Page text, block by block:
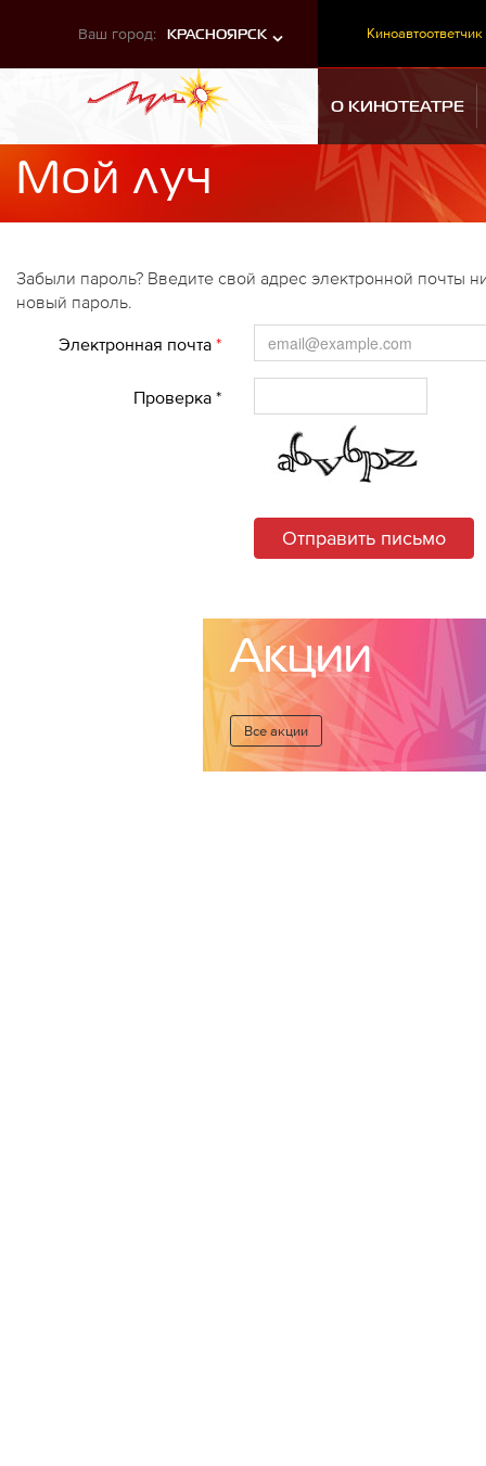
Ваш город: КРАСНОЯРСК Киноавтоответчик
О КИНОТЕАТРЕ
Мой луч
Забыли пароль? Введите свой адрес электронной почты
новый пароль.
Электронная почта*
Проверка *
Отправить письмо
Акции
Все акции